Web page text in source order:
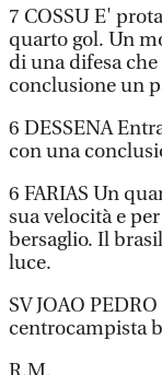
7 COSSU E'
quarto gol. Un
di una difesa
conclusione un
6 DESSENA
con una
6 FARIAS Un
sua velocità e
bersaglio. Il
luce.
SV JOAO
centrocampista